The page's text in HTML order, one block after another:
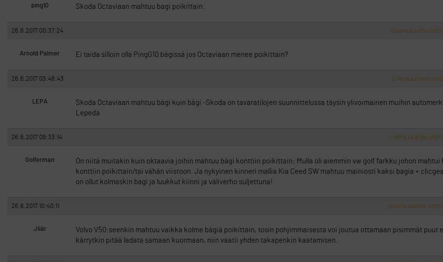
ping10 Skoda Octaviaan mahtuu bagi poikittain.
26.6.2017 00:37:24 ILMOITA ASIATON VIESTI
Arnold Palmer Ei taida silloin olla PingG10 bägissä jos Octaviaan menee poikittain?
26.6.2017 03:46:43 ILMOITA ASIATON VIESTI
LEPA
Skoda Octaviaan mahtuu bägi kuin bägi -Skoda on tavaratilojen suunnittelussa täysin ylivoimainen muihin
Lepeda
26.6.2017 09:33:14 ILMOITA ASIATON VIESTI
Golferman
On niitä muitakin kuin oktaavia joihin mahtuu bägi konttiin poikittain: Mulla oli aiemmin vw golf farkku johon mahtui
konttiin poikittain/tai vähän viistoon. Ja nykyinen kinneri mallia Kia Ceed SW mahtuu mainiosti kaksi bagia +
on ollut kolmaskin bagi ja luukkut kiinni ja väliverho suljettuna!
26.6.2017 10:40:11 ILMOITA ASIATON VIESTI
Jiiär
Volvo V50:seenkin mahtuu vaikka kolme bägiä poikittain, tosin pohjimmaisesta voi joutua ottamaan pisimmät puut
kärrytkin pitää ladata samaan kuormaan, niin vaatii yhden takapenkin kaatamisen.